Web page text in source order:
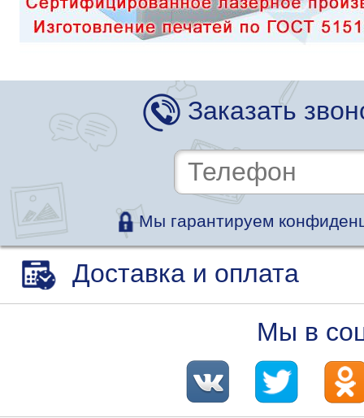
Заказать
Мы гарантируем
Доставка и оплата
Мы в